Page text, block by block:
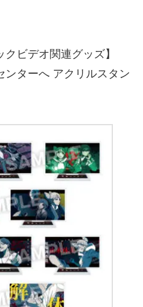
ビデオ関連グッズ】
ターへ アクリルスタン